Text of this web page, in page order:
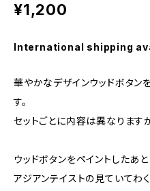
¥1,200
International shipping
華やかなデザインウッドボタン
す。
セットごとに内容は異なります
ウッドボタンをペイントしたあ
アジアンテイストの見ていてわ